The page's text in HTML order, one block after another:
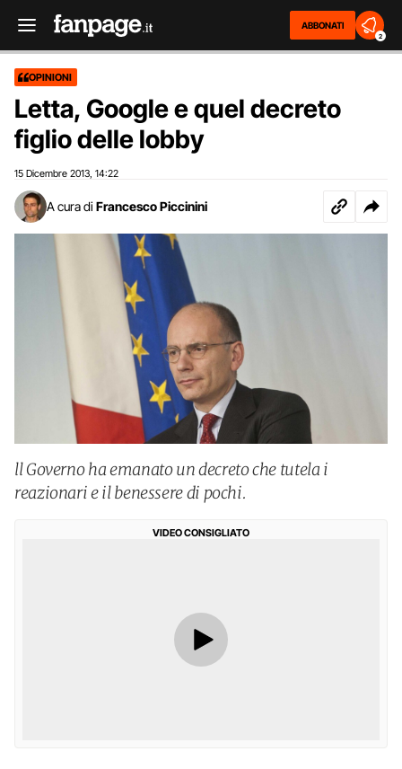
ABBONATI
2
OPINIONI
Letta, Google e quel decreto
figlio delle lobby
15 Dicembre 2013 14:22
A cura di Francesco Piccinini
ll Governo ha emanato un decreto che tutela i
reazionari e il benessere di pochi.
VIDEO CONSIGLIATO